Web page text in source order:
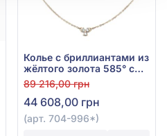
Колье с бриллиантами из
жёлтого золота 585° с
бриллиантом 0,16ct, арт.
704-996*
89 216,00 грн
44 608,00 грн
(арт. 704-996*)